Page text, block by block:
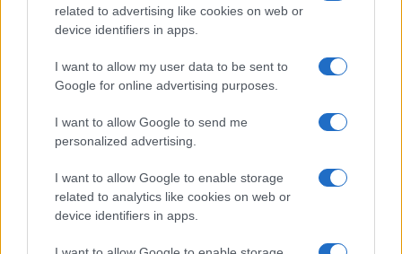
related to advertising like cookies on web or
device identifiers in apps.
I want to allow my user data to be sent to
Google for online advertising purposes.
I want to allow Google to send me
personalized advertising.
I want to allow Google to enable storage
related to analytics like cookies on web or
device identifiers in apps.
Een tragisch voorval in Coevorden